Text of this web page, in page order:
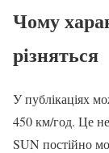
Чому
різняться
У публікаціях
450 км/год. Це
SUN постійно